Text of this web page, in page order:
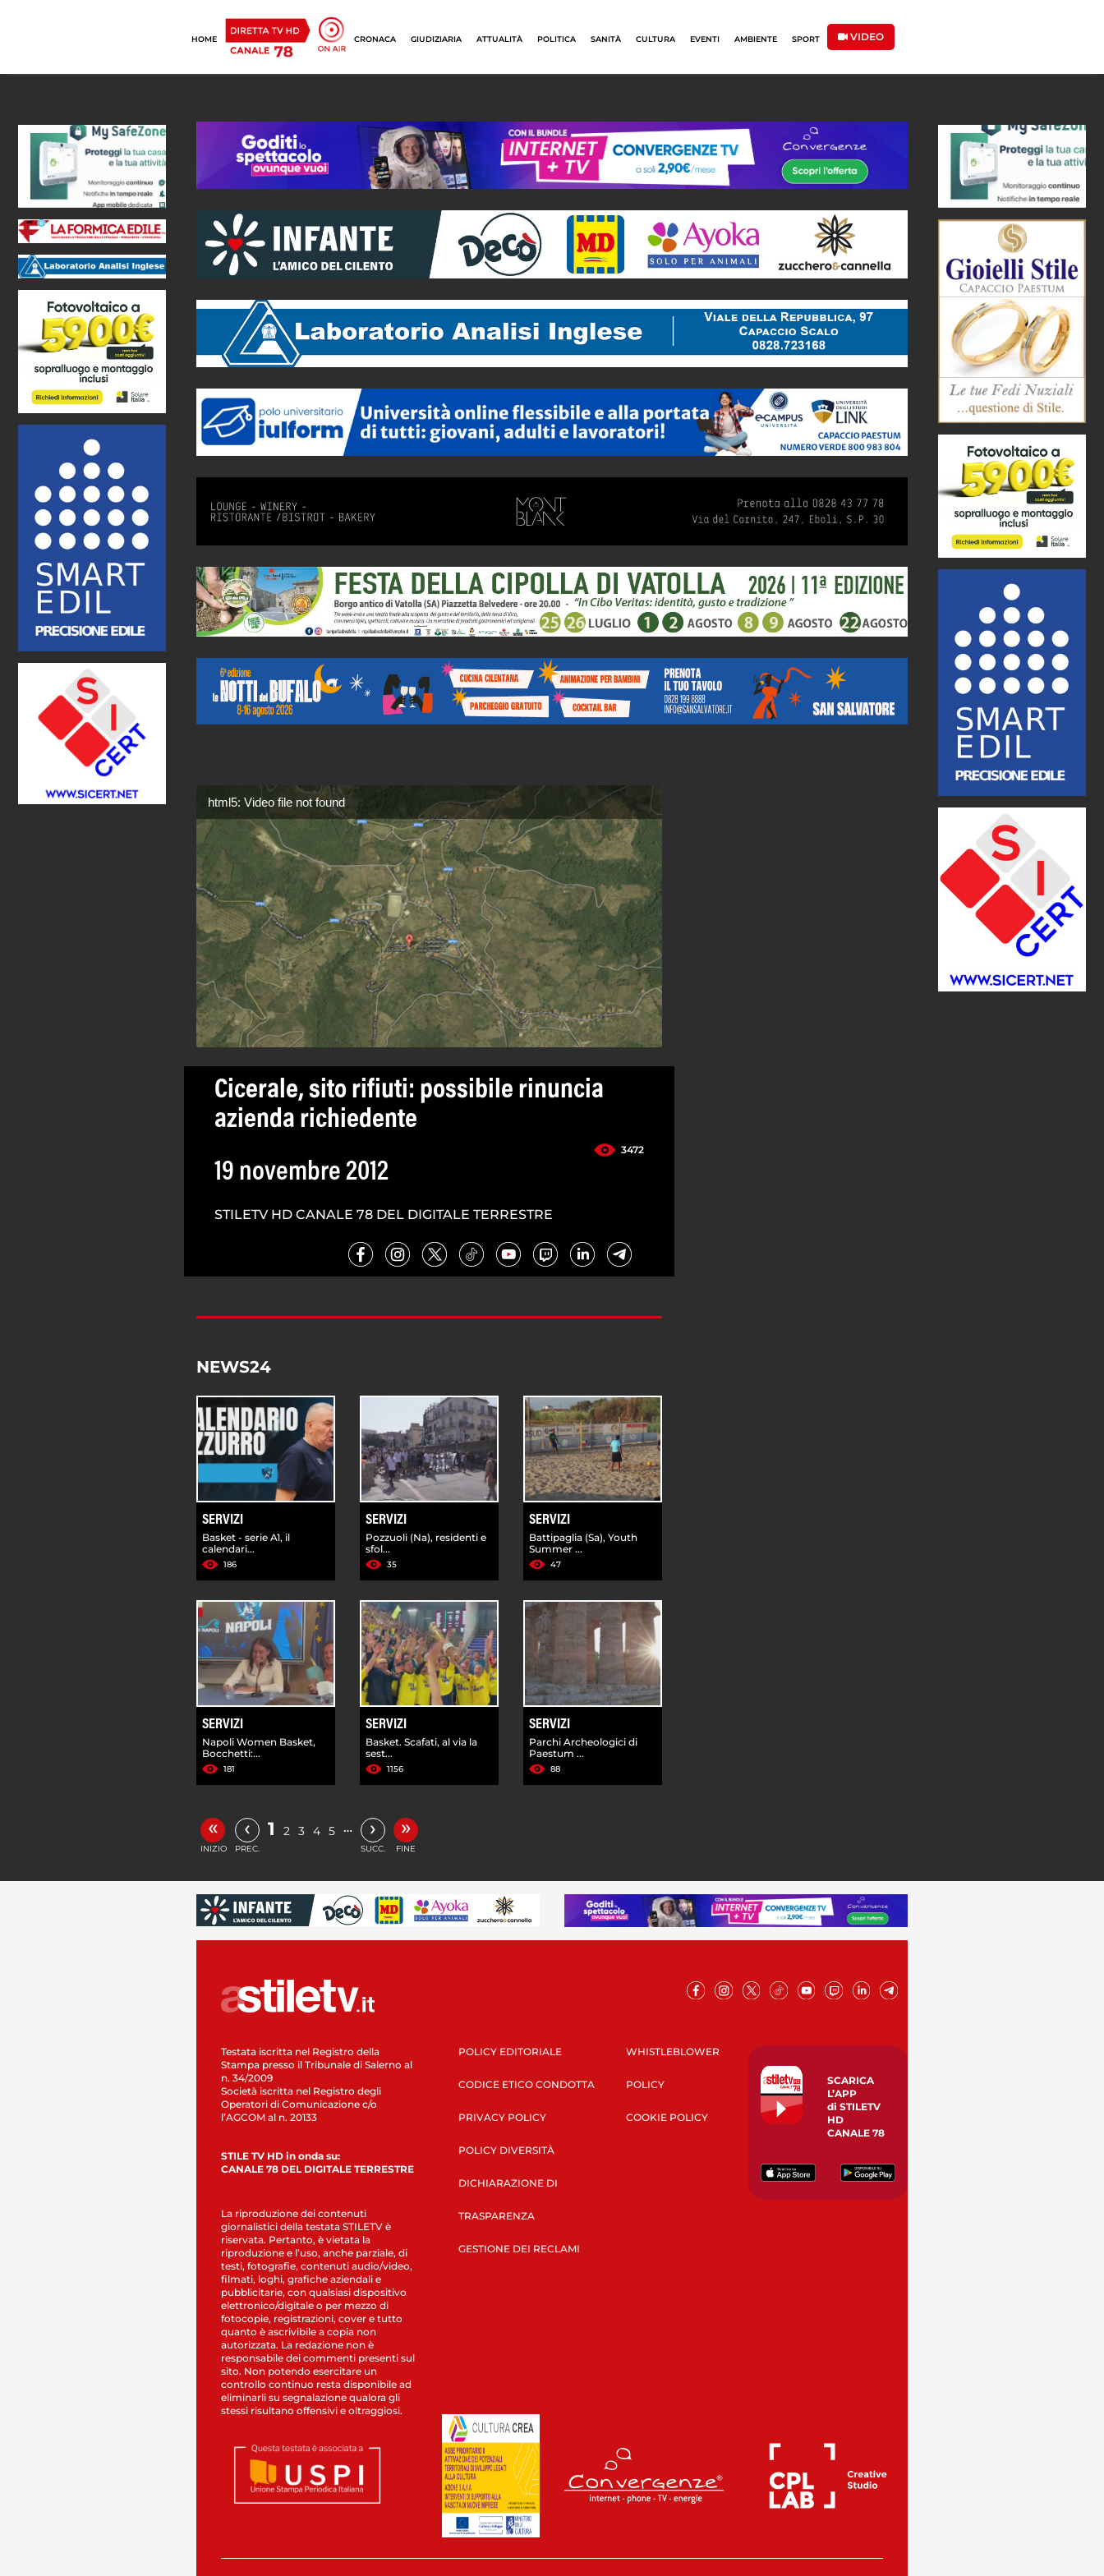
HOME CRONACA GIUDIZIARIA ATTUALITÀ POLITICA SANITÀ CULTURA EVENTI AMBIENTE SPORT VIDEO
html5: Video file not found
Cicerale, sito rifiuti: possibile rinuncia
azienda richiedente
3472
19 novembre 2012
STILETV HD CANALE 78 DEL DIGITALE TERRESTRE
NEWS24
SERVIZI
Basket - serie A1, il
calendari...
186
SERVIZI
Pozzuoli (Na), residenti e
sfol...
35
SERVIZI
Battipaglia (Sa), Youth
Summer ...
47
SERVIZI
Napoli Women Basket,
Bocchetti:...
181
SERVIZI
Basket. Scafati, al via la
sest...
1156
SERVIZI
Parchi Archeologici di
Paestum ...
88
«
INIZIO
‹
PREC.
1 2 3 4 5 … ›
SUCC.
»
FINE
Testata iscritta nel Registro della
Stampa presso il Tribunale di Salerno al
n. 34/2009
Società iscritta nel Registro degli
Operatori di Comunicazione c/o
l’AGCOM al n. 20133
STILE TV HD in onda su:
CANALE 78 DEL DIGITALE TERRESTRE
La riproduzione dei contenuti
giornalistici della testata STILETV è
riservata. Pertanto, è vietata la
riproduzione e l’uso, anche parziale, di
testi, fotografie, contenuti audio/video,
filmati, loghi, grafiche aziendali e
pubblicitarie, con qualsiasi dispositivo
elettronico/digitale o per mezzo di
fotocopie, registrazioni, cover e tutto
quanto è ascrivibile a copia non
autorizzata. La redazione non è
responsabile dei commenti presenti sul
sito. Non potendo esercitare un
controllo continuo resta disponibile ad
eliminarli su segnalazione qualora gli
stessi risultano offensivi e oltraggiosi.
POLICY EDITORIALE
CODICE ETICO CONDOTTA
PRIVACY POLICY
POLICY DIVERSITÀ
DICHIARAZIONE DI
TRASPARENZA
GESTIONE DEI RECLAMI
WHISTLEBLOWER
POLICY
COOKIE POLICY
SCARICA
L’APP
di STILETV
HD
CANALE 78